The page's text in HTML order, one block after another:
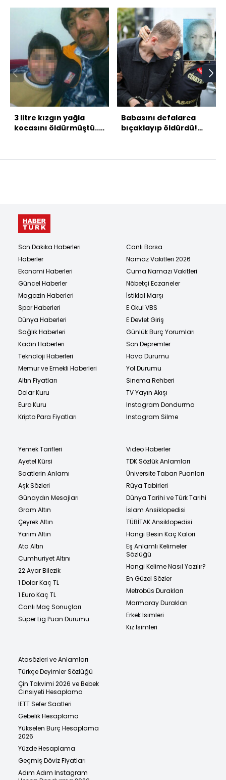
3 litre kızgın yağla
kocasını öldürmüştü...
Babasını defalarca
bıçaklayıp öldürdü!
Son Dakika Haberleri
Haberler
Ekonomi Haberleri
Güncel Haberler
Magazin Haberleri
Spor Haberleri
Dünya Haberleri
Sağlık Haberleri
Kadın Haberleri
Teknoloji Haberleri
Memur ve Emekli Haberleri
Altın Fiyatları
Dolar Kuru
Euro Kuru
Kripto Para Fiyatları
Canlı Borsa
Namaz Vakitleri 2026
Cuma Namazı Vakitleri
Nöbetçi Eczaneler
İstiklal Marşı
E Okul VBS
E Devlet Giriş
Günlük Burç Yorumları
Son Depremler
Hava Durumu
Yol Durumu
Sinema Rehberi
TV Yayın Akışı
Instagram Dondurma
Instagram Silme
Yemek Tarifleri
Ayetel Kürsi
Saatlerin Anlamı
Aşk Sözleri
Günaydın Mesajları
Gram Altın
Çeyrek Altın
Yarım Altın
Ata Altın
Cumhuriyet Altını
22 Ayar Bilezik
1 Dolar Kaç TL
1 Euro Kaç TL
Canlı Maç Sonuçları
Süper Lig Puan Durumu
Video Haberler
TDK Sözlük Anlamları
Üniversite Taban Puanları
Rüya Tabirleri
Dünya Tarihi ve Türk Tarihi
İslam Ansiklopedisi
TÜBİTAK Ansiklopedisi
Hangi Besin Kaç Kalori
Eş Anlamlı Kelimeler
Sözlüğü
Hangi Kelime Nasıl Yazılır?
En Güzel Sözler
Metrobüs Durakları
Marmaray Durakları
Erkek İsimleri
Kız İsimleri
Atasözleri ve Anlamları
Türkçe Deyimler Sözlüğü
Çin Takvimi 2026 ve Bebek
Cinsiyeti Hesaplama
İETT Sefer Saatleri
Gebelik Hesaplama
Yükselen Burç Hesaplama
2026
Yüzde Hesaplama
Geçmiş Döviz Fiyatları
Adım Adım Instagram